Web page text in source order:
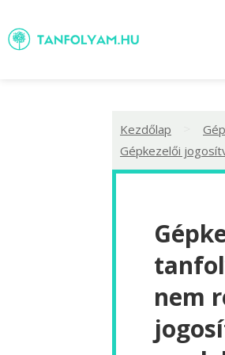
Kezdőlap
Gépkezelői
nem